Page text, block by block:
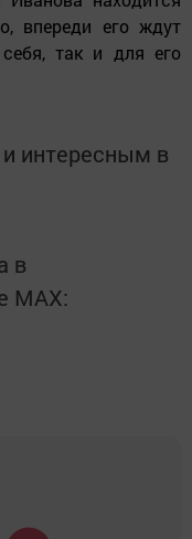
впереди его ждут
так и для его
интересным в
в
MАХ: